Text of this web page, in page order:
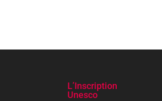
L’Inscription
Unesco